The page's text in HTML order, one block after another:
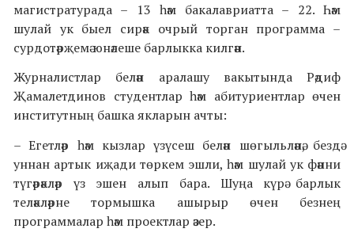
магистратурада – 13 һәм бакалавриатта – 22. Һәм
шулай ук быел сирәк очрый торган программа –
сурдотәрҗемә юнәлеше барлыкка килгән.
Журналистлар белән аралашу вакытында Рәдиф
Җамалетдинов студентлар һәм абитуриентлар өчен
институтның башка якларын ачты:
– Егетләр һәм кызлар үзүсеш белән шөгыльләнә, бездә
уннан артык иҗади төркем эшли, һәм шулай ук фәнни
түгәрәкләр үз эшен алып бара. Шуңа күрә барлык
теләкләрне тормышка ашырыр өчен безнең
программалар һәм проектлар әзер.